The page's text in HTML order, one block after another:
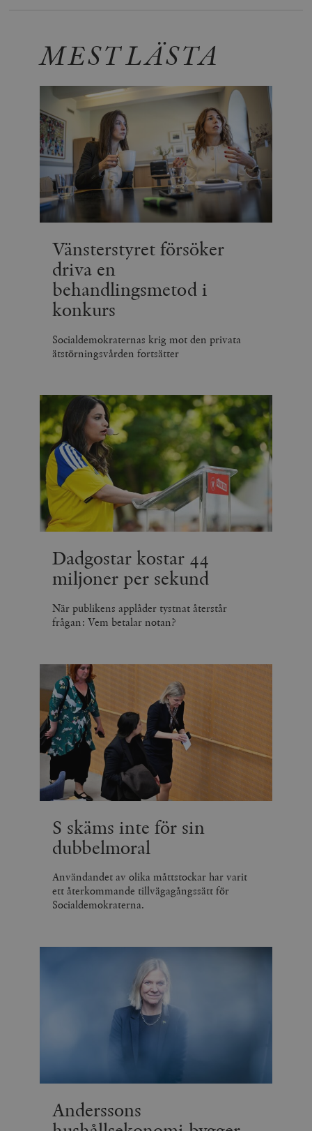
MEST LÄSTA
Vänsterstyret försöker
driva en
behandlingsmetod i
konkurs
Socialdemokraternas krig mot den privata
ätstörningsvården fortsätter
Dadgostar kostar 44
miljoner per sekund
När publikens applåder tystnat återstår
frågan: Vem betalar notan?
S skäms inte för sin
dubbelmoral
Användandet av olika måttstockar har varit
ett återkommande tillvägagångssätt för
Socialdemokraterna.
Anderssons